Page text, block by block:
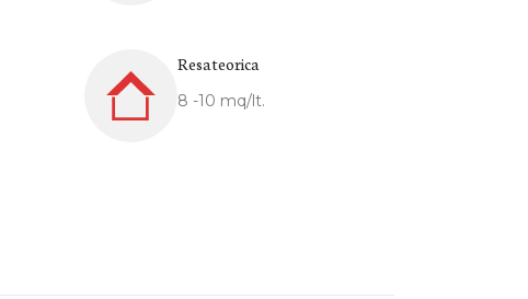
Resa teorica
8 -10 mq/lt.